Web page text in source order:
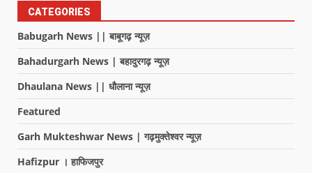
CATEGORIES
Babugarh News || बाबूगढ़ न्यूज़
Bahadurgarh News | बहादुरगढ़ न्यूज़
Dhaulana News || धौलाना न्यूज़
Featured
Garh Mukteshwar News | गढ़मुक्तेश्वर न्यूज़
Hafizpur । हाफिजपुर